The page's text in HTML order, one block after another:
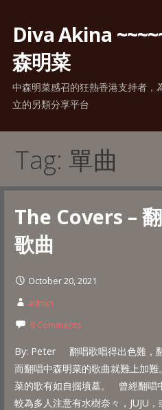
content
Diva Akina
森明菜
中森明菜感召的狂熱香港支持者，
立的另類分享平台
Tag: 單曲
The Covers –
歌曲
October 20, 2021
admin
9 Comments
By: Peter 翻唱歌唱得出色難，
而翻唱中森明菜的歌曲就難上加
菜的歌有如自掘墳墓。 曾經翻唱
較為多人注意有水樹奈々，JUJU